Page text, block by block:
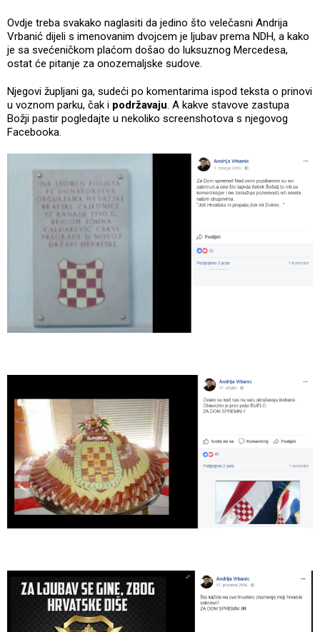
Ovdje treba svakako naglasiti da jedino što velečasni Andrija
Vrbanić dijeli s imenovanim dvojcem je ljubav prema NDH, a kako
je sa svećeničkom plaćom došao do luksuznog Mercedesa,
ostat će pitanje za onozemaljske sudove.
Njegovi župljani ga, sudeći po komentarima ispod teksta o prinovi
u voznom parku, čak i podržavaju. A kakve stavove zastupa
Božji pastir pogledajte u nekoliko screenshotova s njegovog
Facebooka.